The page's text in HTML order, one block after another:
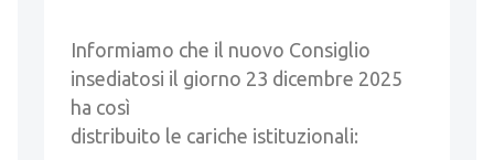
cariche istituzionali
Informiamo che il nuovo Consiglio
insediatosi il giorno 23 dicembre 2025
ha così
distribuito le cariche istituzionali: